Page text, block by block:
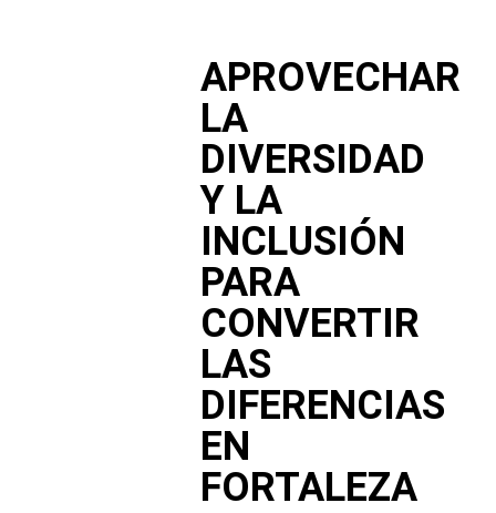
APROVECHAR
LA
DIVERSIDAD
Y LA
INCLUSIÓN
PARA
CONVERTIR
LAS
DIFERENCIAS
EN
FORTALEZA